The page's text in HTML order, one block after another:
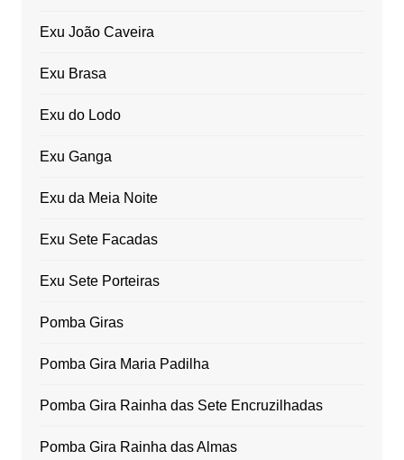
Exu João Caveira
Exu Brasa
Exu do Lodo
Exu Ganga
Exu da Meia Noite
Exu Sete Facadas
Exu Sete Porteiras
Pomba Giras
Pomba Gira Maria Padilha
Pomba Gira Rainha das Sete Encruzilhadas
Pomba Gira Rainha das Almas